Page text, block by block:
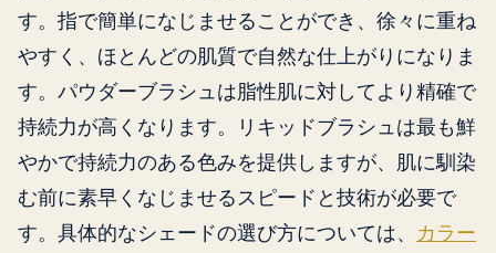
す。指で簡単になじませることができ、徐々に重ね
やすく、ほとんどの肌質で自然な仕上がりになりま
す。パウダーブラシュは脂性肌に対してより精確で
持続力が高くなります。リキッドブラシュは最も鮮
やかで持続力のある色みを提供しますが、肌に馴染
む前に素早くなじませるスピードと技術が必要で
す。具体的なシェードの選び方については、 カラー